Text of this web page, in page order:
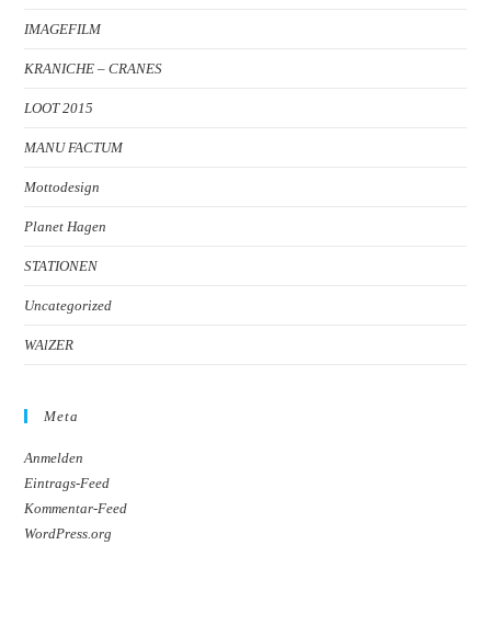
IMAGEFILM
KRANICHE – CRANES
LOOT 2015
MANU FACTUM
Mottodesign
Planet Hagen
STATIONEN
Uncategorized
WAlZER
Meta
Anmelden
Eintrags-Feed
Kommentar-Feed
WordPress.org